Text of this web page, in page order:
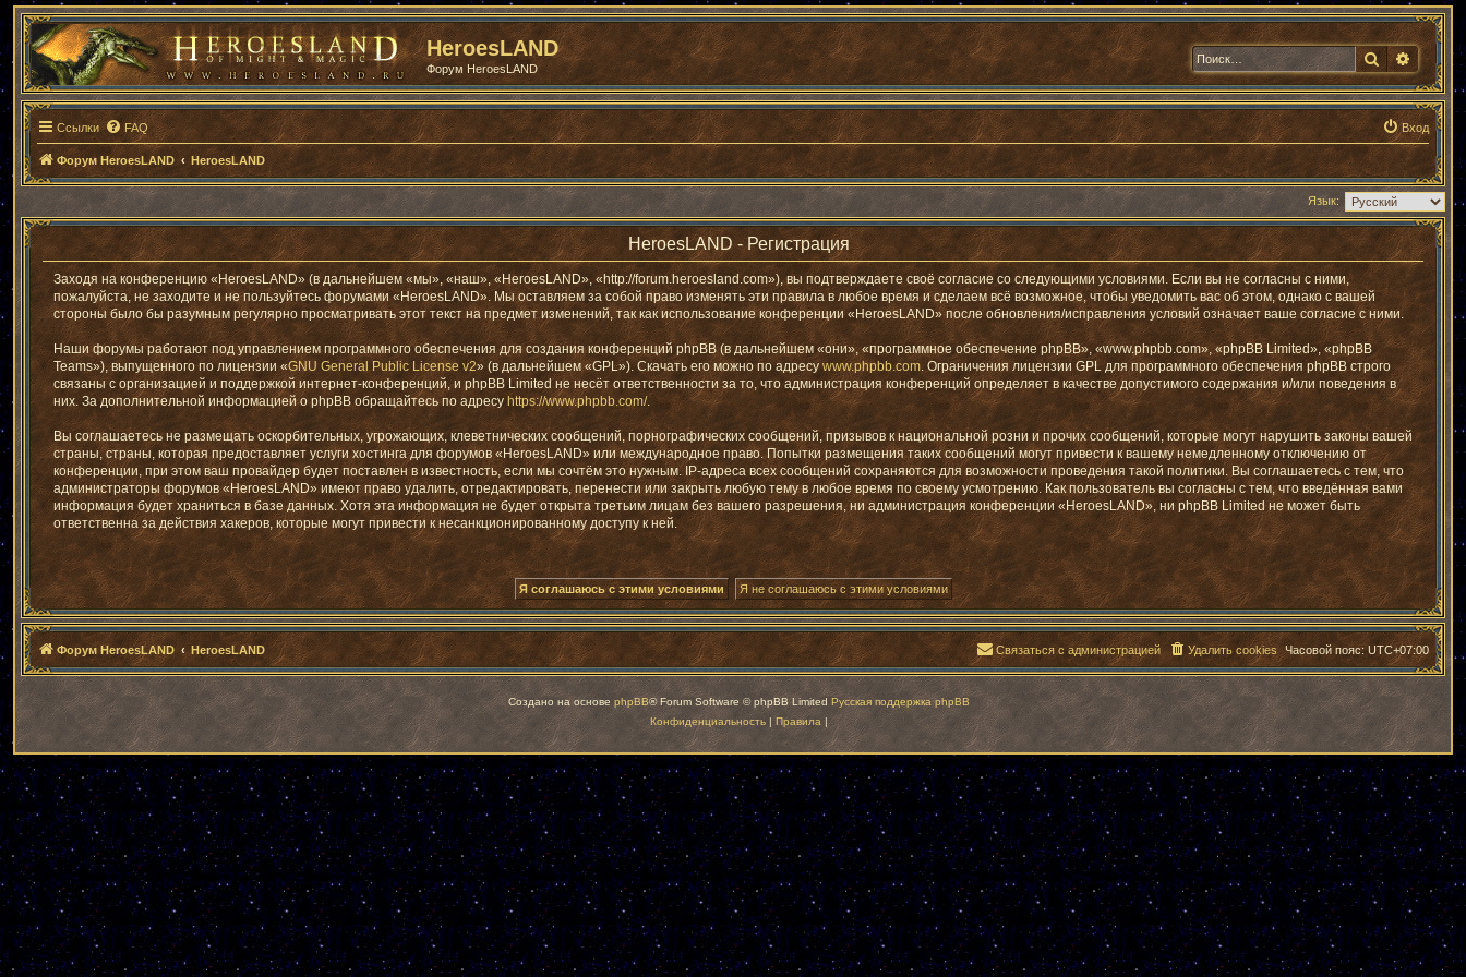
HeroesLAND
Форум HeroesLAND
Поиск
Ссылки FAQ Вход
Форум HeroesLAND HeroesLAND
Язык:
HeroesLAND - Регистрация
Заходя на конференцию «HeroesLAND» (в дальнейшем «мы», «наш», «HeroesLAND», «http://forum.heroesland.com»), вы подтверждаете своё согласие со следующими условиями. Если вы не согласны с ними,
пожалуйста, не заходите и не пользуйтесь форумами «HeroesLAND». Мы оставляем за собой право изменять эти правила в любое время и сделаем всё возможное, чтобы уведомить вас об этом, однако с вашей
стороны было бы разумным регулярно просматривать этот текст на предмет изменений, так как использование конференции «HeroesLAND» после обновления/исправления условий означает ваше согласие с ними.
Наши форумы работают под управлением программного обеспечения для создания конференций phpBB (в дальнейшем «они», «программное обеспечение phpBB», «www.phpbb.com», «phpBB Limited», «phpBB
Teams»), выпущенного по лицензии «GNU General Public License v2» (в дальнейшем «GPL»). Скачать его можно по адресуwww.phpbb.com. Ограничения лицензии GPL для программного обеспечения phpBB строго
связаны с организацией и поддержкой интернет-конференций, и phpBB Limited не несёт ответственности за то, что администрация конференций определяет в качестве допустимого содержания и/или поведения в
них. За дополнительной информацией о phpBB обращайтесь по адресу https://www.phpbb.com/.
Вы соглашаетесь не размещать оскорбительных, угрожающих, клеветнических сообщений, порнографических сообщений, призывов к национальной розни и прочих сообщений, которые могут нарушить законы вашей
страны, страны, которая предоставляет услуги хостинга для форумов «HeroesLAND» или международное право. Попытки размещения таких сообщений могут привести к вашему немедленному отключению от
конференции, при этом ваш провайдер будет поставлен в известность, если мы сочтём это нужным. IP-адреса всех сообщений сохраняются для возможности проведения такой политики. Вы соглашаетесь с тем, что
администраторы форумов «HeroesLAND» имеют право удалить, отредактировать, перенести или закрыть любую тему в любое время по своему усмотрению. Как пользователь вы согласны с тем, что введённая вами
информация будет храниться в базе данных. Хотя эта информация не будет открыта третьим лицам без вашего разрешения, ни администрация конференции «HeroesLAND», ни phpBB Limited не может быть
ответственна за действия хакеров, которые могут привести к несанкционированному доступу к ней.
Форум HeroesLAND HeroesLAND Часовой пояс:UTC+07:00
Удалить cookies
Связаться с администрацией
Создано на основе phpBB® Forum Software © phpBB Limited Русская поддержка phpBB
Конфиденциальность| Правила |